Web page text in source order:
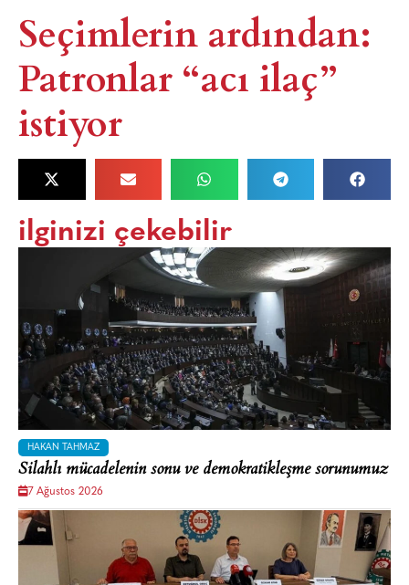
Seçimlerin ardından:
Patronlar “acı ilaç”
istiyor
ilginizi çekebilir
HAKAN TAHMAZ
Silahlı mücadelenin sonu ve demokratikleşme sorunumuz
7 Ağustos 2026